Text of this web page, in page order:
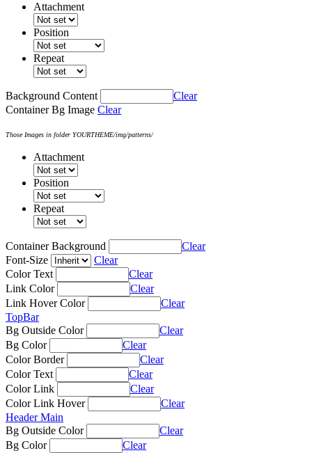
Attachment
Position
Repeat
Background Content
Clear
Container Bg Image Clear
Those Images in folder YOURTHEME/img/patterns/
Attachment
Position
Repeat
Container Background
Clear
Font-Size
Clear
Color Text
Clear
Link Color
Clear
Link Hover Color
Clear
TopBar
Bg Outside Color
Clear
Bg Color
Clear
Color Border
Clear
Color Text
Clear
Color Link
Clear
Color Link Hover
Clear
Header Main
Bg Outside Color
Clear
Bg Color
Clear